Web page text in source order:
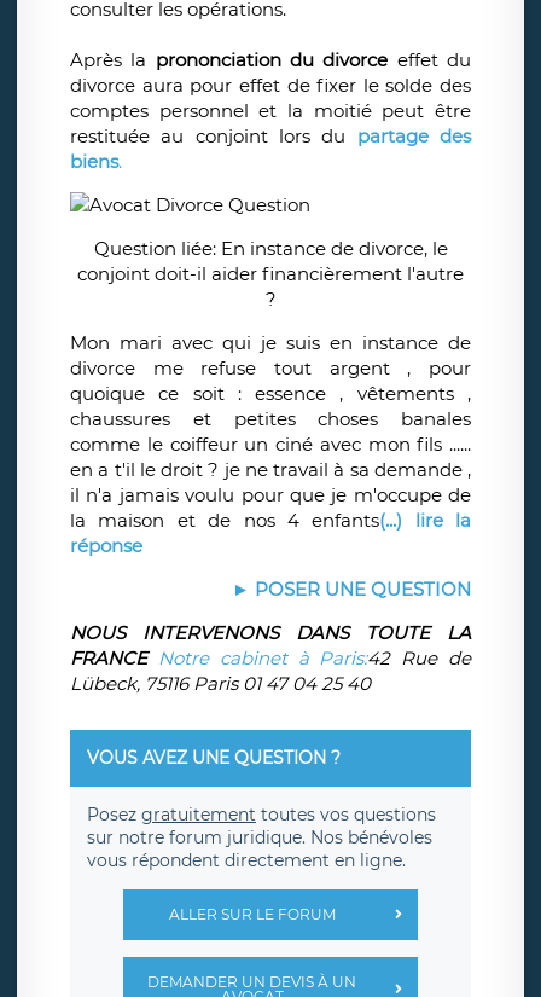
consulter les opérations.
Après la prononciation du divorce effet du
divorce aura pour effet de fixer le solde des
comptes personnel et la moitié peut être
restituée au conjoint lors du partage des
biens.
Question liée: En instance de divorce, le
conjoint doit-il aider financièrement l'autre
?
Mon mari avec qui je suis en instance de
divorce me refuse tout argent , pour
quoique ce soit : essence , vêtements ,
chaussures et petites choses banales
comme le coiffeur un ciné avec mon fils ......
en a t'il le droit ? je ne travail à sa demande ,
il n'a jamais voulu pour que je m'occupe de
la maison et de nos 4 enfants(...) lire la
réponse
► POSER UNE QUESTION
NOUS INTERVENONS DANS TOUTE LA
FRANCE Notre cabinet à Paris:42 Rue de
Lübeck, 75116 Paris 01 47 04 25 40
VOUS AVEZ UNE QUESTION ?
Posez gratuitement toutes vos questions
sur notre forum juridique. Nos bénévoles
vous répondent directement en ligne.
ALLER SUR LE FORUM
DEMANDER UN DEVIS À UN